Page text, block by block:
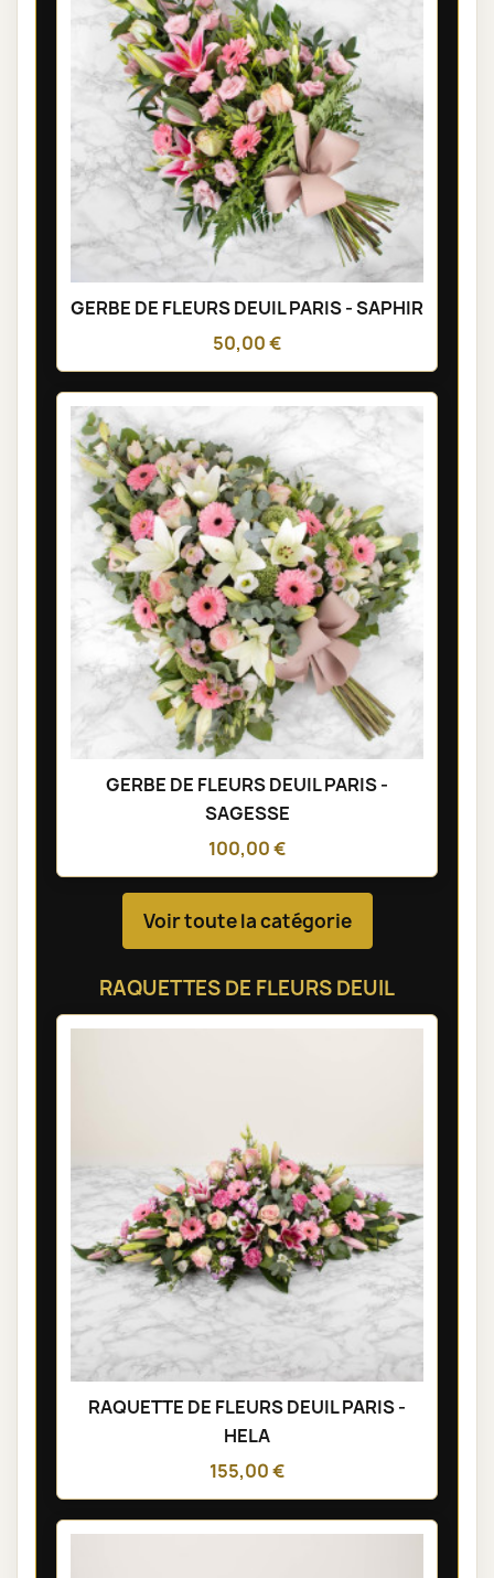
GERBE DE FLEURS DEUIL PARIS - SAPHIR
50,00 €
GERBE DE FLEURS DEUIL PARIS -
SAGESSE
100,00 €
Voir toute la catégorie
RAQUETTES DE FLEURS DEUIL
RAQUETTE DE FLEURS DEUIL PARIS -
HELA
155,00 €